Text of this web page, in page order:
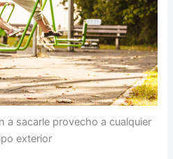
a sacarle provecho a cualquier
exterior